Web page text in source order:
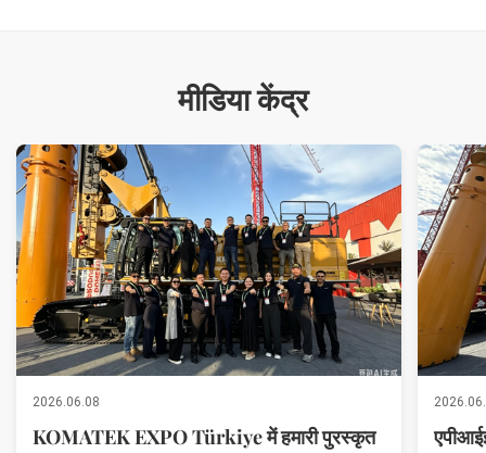
मीडिया केंद्र
2026.06.08
KOMATEK EXPO Türkiye में हमारी पुरस्कृत